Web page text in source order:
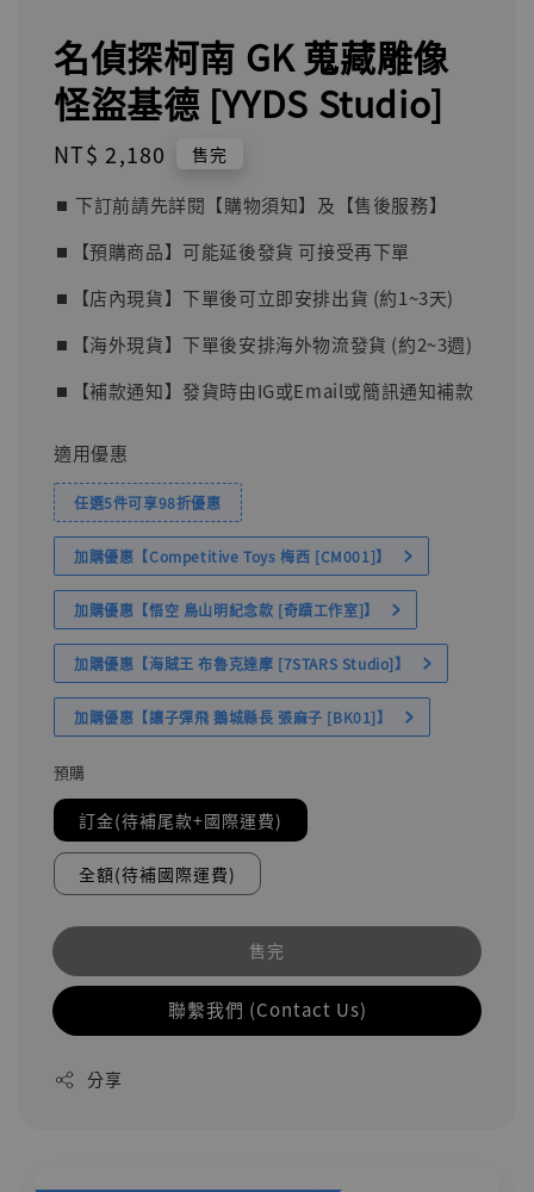
名偵探柯南 GK 蒐藏雕像
怪盜基德 [YYDS Studio]
Regular
NT$ 2,180 售完
⏹︎ 下訂前請先詳閱【購物須知】及【售後服務】
⏹︎【預購商品】可能延後發貨 可接受再下單
⏹︎【店內現貨】下單後可立即安排出貨 (約1~3天)
⏹︎【海外現貨】下單後安排海外物流發貨 (約2~3週)
⏹︎【補款通知】發貨時由IG或Email或簡訊通知補款
適用優惠
任選5件可享98折優惠
加購優惠【Competitive Toys 梅西 [CM001]】
加購優惠【悟空 鳥山明紀念款 [奇蹟工作室]】
加購優惠【海賊王 布魯克達摩 [7STARS Studio]】
加購優惠【讓子彈飛 鵝城縣長 張麻子 [BK01]】
預購
訂金(待補尾款+國際運費)
全額(待補國際運費)
售完
聯繫我們 (Contact Us)
分享